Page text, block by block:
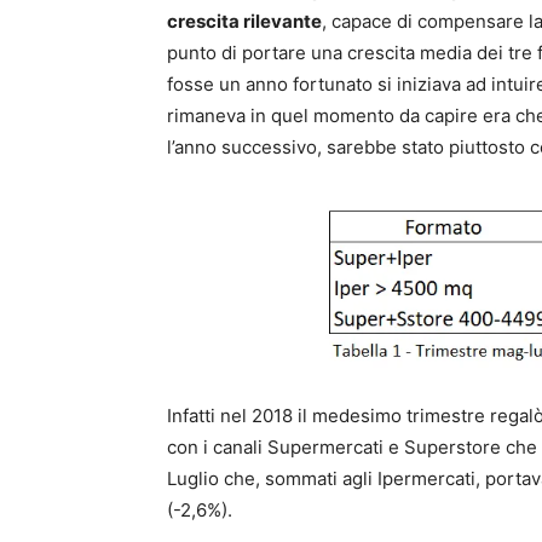
crescita rilevante, capace di compensare
punto di portare una crescita media dei tre
fosse un anno fortunato si iniziava ad
rimaneva in quel momento da capire era
l’anno successivo, sarebbe stato piuttosto
Infatti nel 2018 il medesimo trimestre
con i canali Supermercati e Superstore
Luglio che, sommati agli Ipermercati,
(-2,6%).